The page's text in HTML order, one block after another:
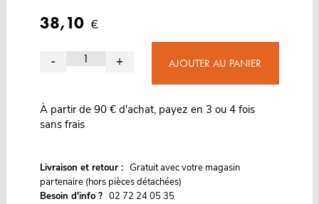
38,10 €
- + AJOUTER AU PANIER
À partir de 90 € d'achat, payez en 3 ou 4 fois
sans frais
Livraison et retour : Gratuit avec votre magasin
partenaire (hors pièces détachées)
Besoin d'info ? 02 72 24 05 35